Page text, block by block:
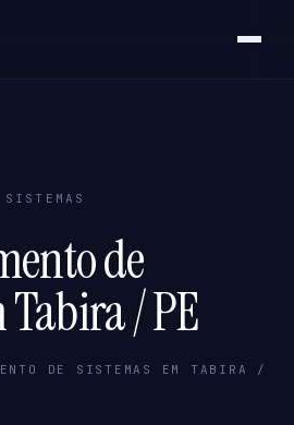
de
Tabira / PE
DE SISTEMAS EM TABIRA /